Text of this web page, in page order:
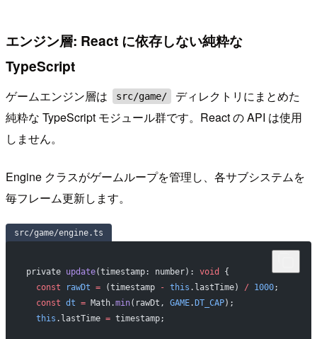
エンジン層: React に依存しない純粋な
TypeScript
ゲームエンジン層は src/game/
ディレクトリにまとめた
純粋な TypeScript モジュール群です。React の API は使用
しません。
Engine クラスがゲームループを管理し、各サブシステムを
毎フレーム更新します。
src/game/engine.ts
private update(timestamp: number): void
{
  const
rawDt = (timestamp - this .lastTime) / 1000;
  const
dt = Math.min(rawDt, GAME.DT_CAP);
  this
.lastTime = timestamp;